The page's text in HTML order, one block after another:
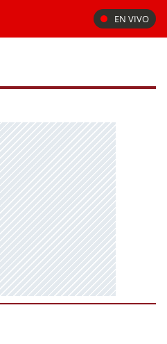
EN VIVO